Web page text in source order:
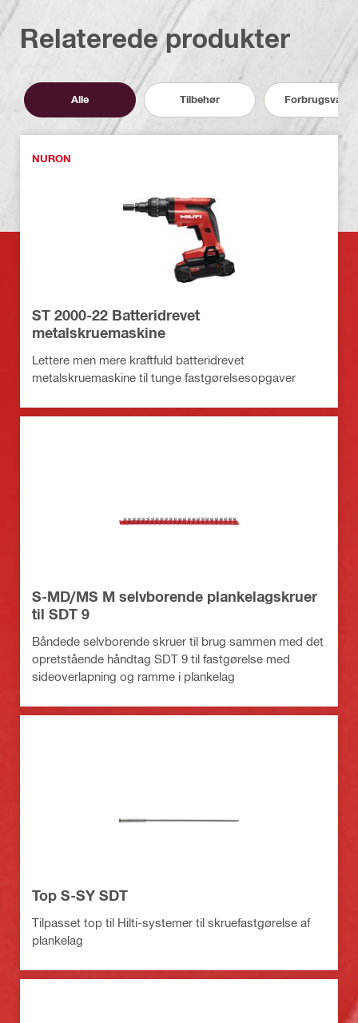
Relaterede produkter
Alle Tilbehør Forbrugsvarer
NURON
ST 2000-22 Batteridrevet
metalskruemaskine
Lettere men mere kraftfuld batteridrevet
metalskruemaskine til tunge fastgørelsesopgaver
S-MD/MS M selvborende plankelagskruer
til SDT 9
Båndede selvborende skruer til brug sammen med det
opretstående håndtag SDT 9 til fastgørelse med
sideoverlapning og ramme i plankelag
Top S-SY SDT
Tilpasset top til Hilti-systemer til skruefastgørelse af
plankelag